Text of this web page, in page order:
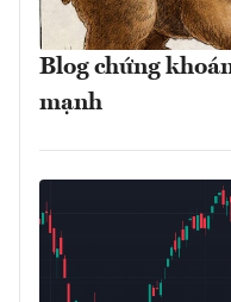
Blog chứng
mạnh